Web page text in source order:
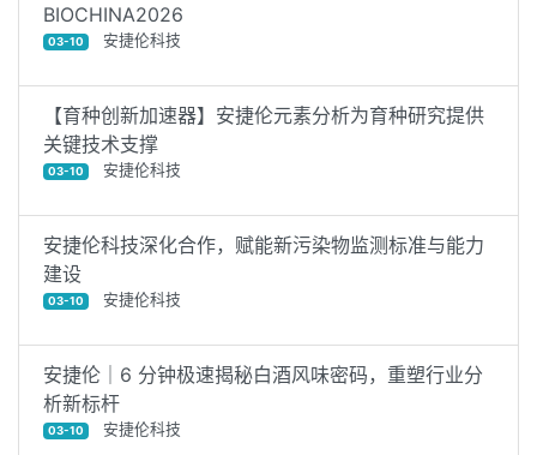
BIOCHINA2026
03-10 安捷伦科技
【育种创新加速器】安捷伦元素分析为育种研究提供
关键技术支撑
03-10 安捷伦科技
安捷伦科技深化合作，赋能新污染物监测标准与能力
建设
03-10 安捷伦科技
安捷伦｜6 分钟极速揭秘白酒风味密码，重塑行业分
析新标杆
03-10 安捷伦科技